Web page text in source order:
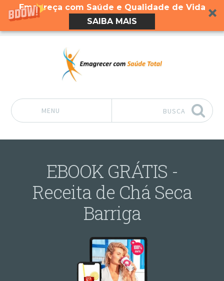
Emagreça com Saúde e Qualidade de Vida
SAIBA MAIS
MENU BUSCA
EBOOK GRÁTIS -
Receita de Chá Seca
Barriga